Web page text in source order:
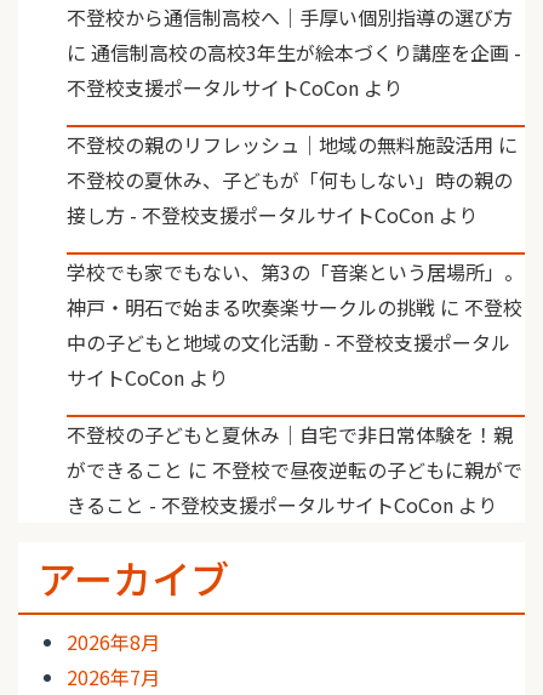
不登校から通信制高校へ｜手厚い個別指導の選び方
に 通信制高校の高校3年生が絵本づくり講座を企画 -
不登校支援ポータルサイトCoCon より
不登校の親のリフレッシュ｜地域の無料施設活用 に
不登校の夏休み、子どもが「何もしない」時の親の
接し方 - 不登校支援ポータルサイトCoCon より
学校でも家でもない、第3の「音楽という居場所」。
神戸・明石で始まる吹奏楽サークルの挑戦 に 不登校
中の子どもと地域の文化活動 - 不登校支援ポータル
サイトCoCon より
不登校の子どもと夏休み｜自宅で非日常体験を！親
ができること に 不登校で昼夜逆転の子どもに親がで
きること - 不登校支援ポータルサイトCoCon より
アーカイブ
2026年8月
2026年7月